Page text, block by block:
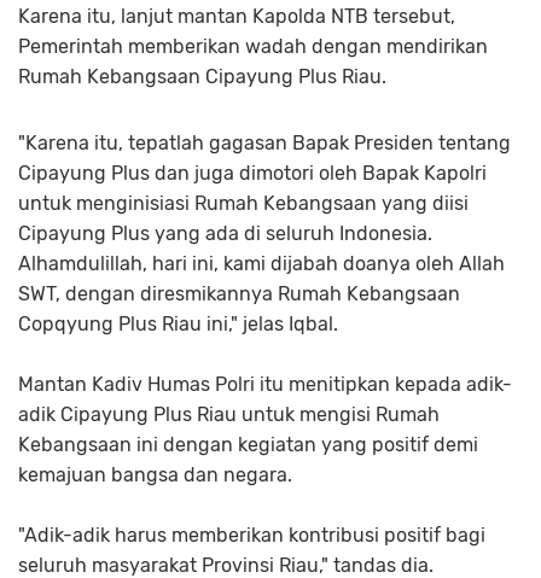
Karena itu, lanjut mantan Kapolda NTB tersebut,
Pemerintah memberikan wadah dengan mendirikan
Rumah Kebangsaan Cipayung Plus Riau.
"Karena itu, tepatlah gagasan Bapak Presiden tentang
Cipayung Plus dan juga dimotori oleh Bapak Kapolri
untuk menginisiasi Rumah Kebangsaan yang diisi
Cipayung Plus yang ada di seluruh Indonesia.
Alhamdulillah, hari ini, kami dijabah doanya oleh Allah
SWT, dengan diresmikannya Rumah Kebangsaan
Copqyung Plus Riau ini," jelas Iqbal.
Mantan Kadiv Humas Polri itu menitipkan kepada adik-
adik Cipayung Plus Riau untuk mengisi Rumah
Kebangsaan ini dengan kegiatan yang positif demi
kemajuan bangsa dan negara.
"Adik-adik harus memberikan kontribusi positif bagi
seluruh masyarakat Provinsi Riau," tandas dia.